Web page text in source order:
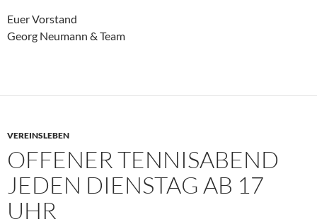
Euer Vorstand
Georg Neumann & Team
VEREINSLEBEN
OFFENER TENNISABEND
JEDEN DIENSTAG AB 17
UHR